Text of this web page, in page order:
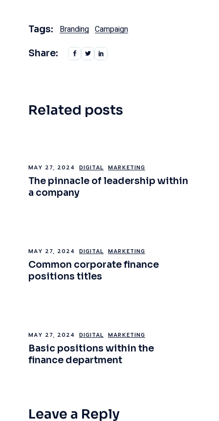
Tags: Branding Campaign
Share:
Related posts
MAY 27, 2024 DIGITAL MARKETING
The pinnacle of leadership within
a company
MAY 27, 2024 DIGITAL MARKETING
Common corporate finance
positions titles
MAY 27, 2024 DIGITAL MARKETING
Basic positions within the
finance department
Leave a Reply